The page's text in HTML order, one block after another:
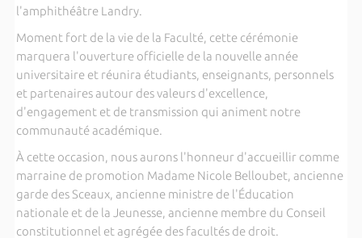
l'amphithéâtre Landry.
Moment fort de la vie de la Faculté, cette cérémonie
marquera l'ouverture officielle de la nouvelle année
universitaire et réunira étudiants, enseignants, personnels
et partenaires autour des valeurs d'excellence,
d'engagement et de transmission qui animent notre
communauté académique.
À cette occasion, nous aurons l'honneur d'accueillir comme
marraine de promotion Madame Nicole Belloubet, ancienne
garde des Sceaux, ancienne ministre de l'Éducation
nationale et de la Jeunesse, ancienne membre du Conseil
constitutionnel et agrégée des facultés de droit.